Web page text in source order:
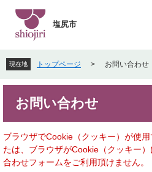
先
頭
で
を
飛
ば
本
文
へ
塩尻市
現在地 トップページ > お問い合わせ
お問い合わせ
ブラウザでCookie（クッキー）が使
たは、ブラウザがCookie（クッキー
合わせフォームをご利用頂けません。